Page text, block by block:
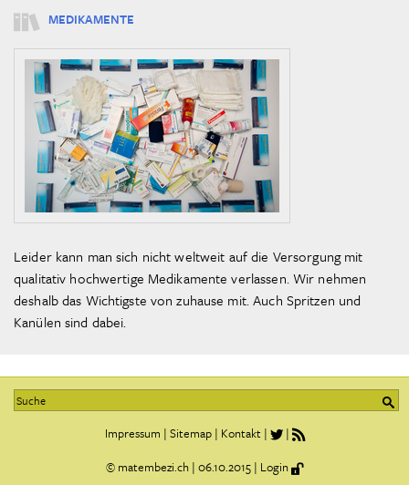
MEDIKAMENTE
Leider kann man sich nicht weltweit auf die Versorgung mit
qualitativ hochwertige Medikamente verlassen. Wir nehmen
deshalb das Wichtigste von zuhause mit. Auch Spritzen und
Kanülen sind dabei.
Impressum | Sitemap| Kontakt|
|
© matembezi.ch| 06.10.2015| Login